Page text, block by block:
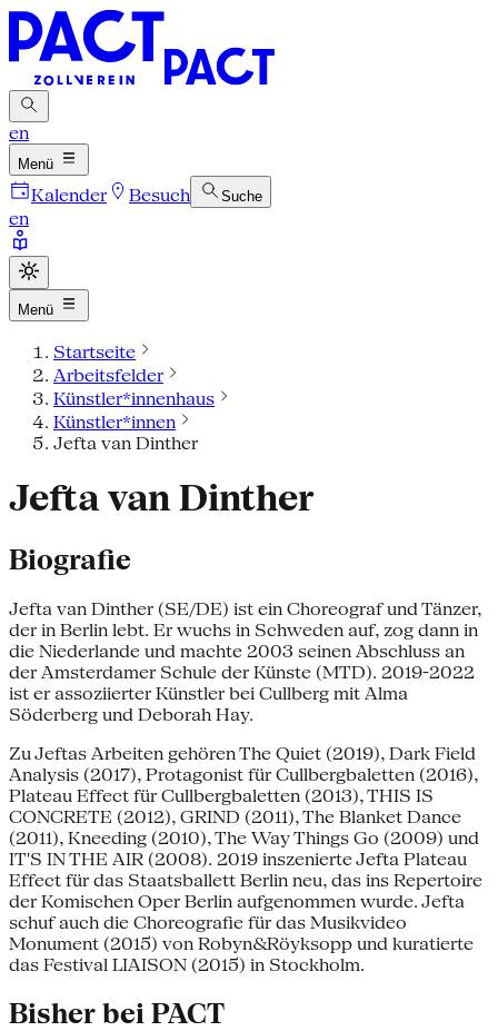
en
Menü
Kalender Besuch Suche
en
Menü
Startseite
Arbeitsfelder
Künstler*innenhaus
Künstler*innen
Jefta van Dinther
Jefta van Dinther
Biografie
Jefta van Dinther (SE/DE) ist ein Choreograf und Tänzer,
der in Berlin lebt. Er wuchs in Schweden auf, zog dann in
die Niederlande und machte 2003 seinen Abschluss an
der Amsterdamer Schule der Künste (MTD). 2019-2022
ist er assoziierter Künstler bei Cullberg mit Alma
Söderberg und Deborah Hay.
Zu Jeftas Arbeiten gehören The Quiet (2019), Dark Field
Analysis (2017), Protagonist für Cullbergbaletten (2016),
Plateau Effect für Cullbergbaletten (2013), THIS IS
CONCRETE (2012), GRIND (2011), The Blanket Dance
(2011), Kneeding (2010), The Way Things Go (2009) und
IT'S IN THE AIR (2008). 2019 inszenierte Jefta Plateau
Effect für das Staatsballett Berlin neu, das ins Repertoire
der Komischen Oper Berlin aufgenommen wurde. Jefta
schuf auch die Choreografie für das Musikvideo
Monument (2015) von Robyn&Röyksopp und kuratierte
das Festival LIAISON (2015) in Stockholm.
Bisher bei PACT